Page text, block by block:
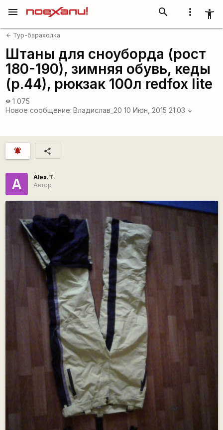
more_vert accessibility_new
search
menu
arrow_back Тур-барахолка
Штаны для сноуборда (рост
180-190), зимняя обувь, кеды
(р.44), рюкзак 100л redfox lite
visibility 1 075
Новое сообщение: Владислав_20 10 Июн, 2015 21:03 arrow_downward
notifications_active share
A
Alex.T.
Автор